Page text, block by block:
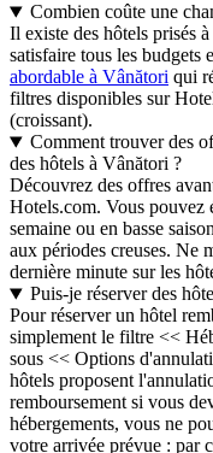
Combien coûte une
Il existe des hôtels prisés
satisfaire tous les budgets
abordable à Vânători qui
filtres disponibles sur
(croissant).
Comment trouver des
des hôtels à Vânători ?
Découvrez des offres
Hotels.com. Vous pouvez
semaine ou en basse
aux périodes creuses. Ne
dernière minute sur les
Puis-je réserver des
Pour réserver un hôtel
simplement le filtre <<
sous << Options
hôtels proposent
remboursement si vous
hébergements, vous ne
votre arrivée prévue : par